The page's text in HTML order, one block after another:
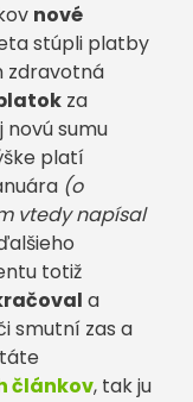
nové
stúpli platby
zdravotná
za
sumu
platí
(o
vtedy napísal
totiž
a
smutní zas a
článkov, tak ju